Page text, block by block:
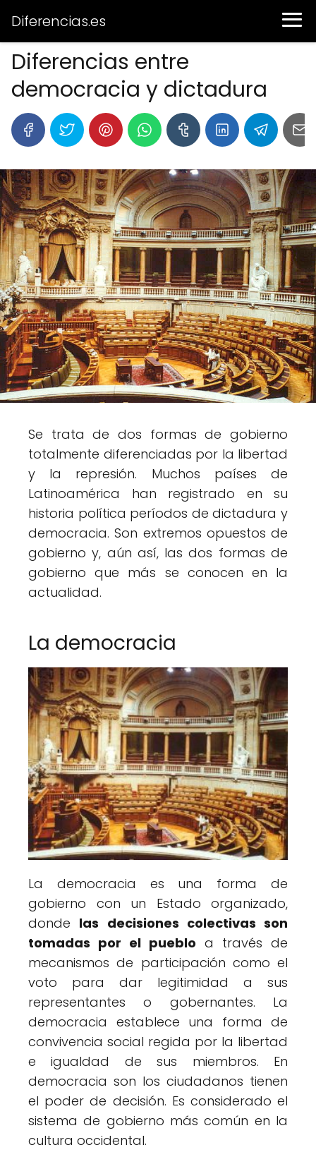
Diferencias.es
Diferencias entre
democracia y dictadura
Se trata de dos formas de gobierno
totalmente diferenciadas por la libertad
y la represión. Muchos países de
Latinoamérica han registrado en su
historia política períodos de dictadura y
democracia. Son extremos opuestos de
gobierno y, aún así, las dos formas de
gobierno que más se conocen en la
actualidad.
La democracia
La democracia es una forma de
gobierno con un Estado organizado,
donde las decisiones colectivas son
tomadas por el pueblo a través de
mecanismos de participación como el
voto para dar legitimidad a sus
representantes o gobernantes. La
democracia establece una forma de
convivencia social regida por la libertad
e igualdad de sus miembros. En
democracia son los ciudadanos tienen
el poder de decisión. Es considerado el
sistema de gobierno más común en la
cultura occidental.